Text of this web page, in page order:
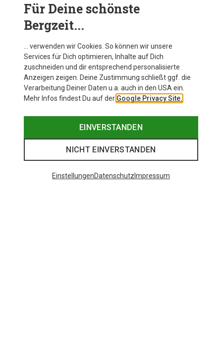
ATK Bindings
HY 13 Free Tourenbindung
799,95 €
120MM 108MM 97MM
Für Deine schönste
Bergzeit...
… verwenden wir Cookies. So können wir unsere
Services für Dich optimieren, Inhalte auf Dich
zuschneiden und dir entsprechend personalisierte
Anzeigen zeigen. Deine Zustimmung schließt ggf. die
Verarbeitung Deiner Daten u.a. auch in den USA ein.
Mehr Infos findest Du auf der Google Privacy Site.
EINVERSTANDEN
NICHT EINVERSTANDEN
EinstellungenDatenschutz Impressum